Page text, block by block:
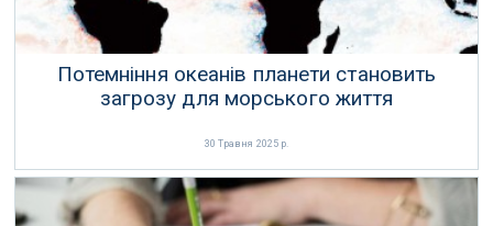
Потемніння океанів планети становить
загрозу для морського життя
30 Травня 2025 р.